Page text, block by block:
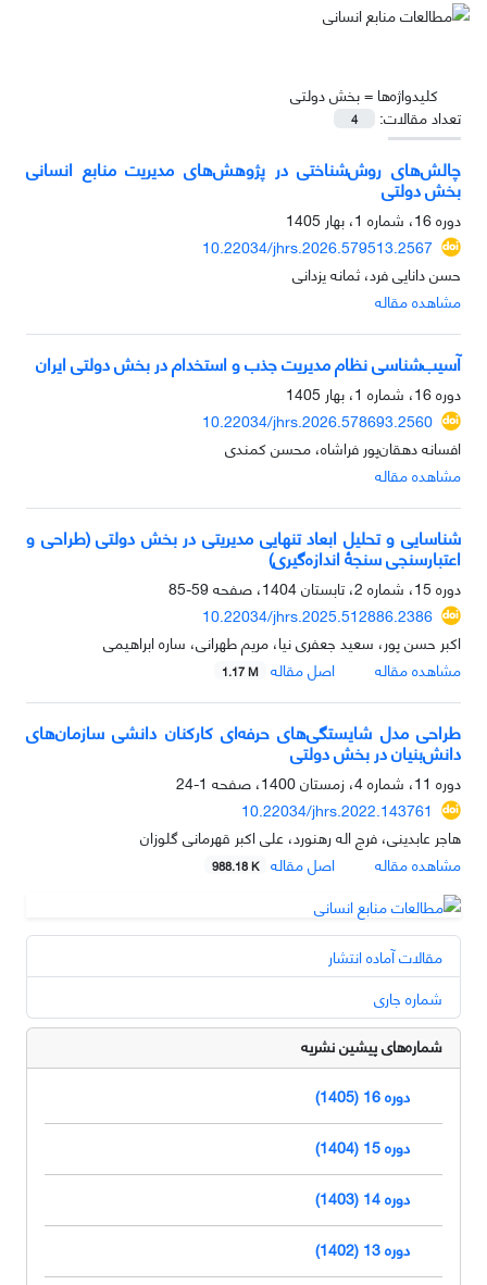
کلیدواژه‌ها =بخش دولتی
تعداد مقالات:
4
چالش‌های روش‌شناختی در پژوهش‌های مدیریت منابع انسانی
بخش دولتی
دوره 16، شماره 1، بهار 1405
10.22034/jhrs.2026.579513.2567
حسن دانایی فرد، ثمانه یزدانی
مشاهده مقاله
آسیب‌شناسی نظام مدیریت جذب و استخدام در بخش دولتی ایران
دوره 16، شماره 1، بهار 1405
10.22034/jhrs.2026.578693.2560
افسانه دهقان‌پور فراشاه، محسن کمندی
مشاهده مقاله
شناسایی و تحلیل ابعاد تنهایی مدیریتی در بخش دولتی (طراحی و
اعتبارسنجی سنجۀ اندازه‌گیری)
دوره 15، شماره 2، تابستان 1404، صفحه
59-85
10.22034/jhrs.2025.512886.2386
اکبر حسن پور، سعید جعفری نیا، مریم طهرانی، ساره ابراهیمی
مشاهده مقاله
اصل مقاله 1.17 M
طراحی مدل شایستگی‌های حرفه‌ای کارکنان دانشی سازمان‌های
دانش‌بنیان در بخش دولتی
دوره 11، شماره 4، زمستان 1400، صفحه
1-24
10.22034/jhrs.2022.143761
هاجر عابدینی، فرج اله رهنورد، علی اکبر قهرمانی گلوزان
مشاهده مقاله
اصل مقاله 988.18 K
مقالات آماده انتشار
شماره جاری
شماره‌های پیشین نشریه
دوره 16 (1405)
دوره 15 (1404)
دوره 14 (1403)
دوره 13 (1402)